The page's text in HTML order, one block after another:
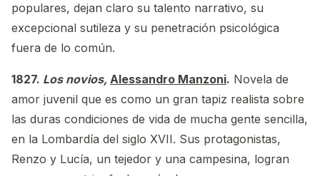
populares, dejan claro su talento narrativo, su
excepcional sutileza y su penetración psicológica
fuera de lo común.
1827. Los novios, Alessandro Manzoni. Novela de
amor juvenil que es como un gran tapiz realista sobre
las duras condiciones de vida de mucha gente sencilla,
en la Lombardía del siglo XVII. Sus protagonistas,
Renzo y Lucía, un tejedor y una campesina, logran